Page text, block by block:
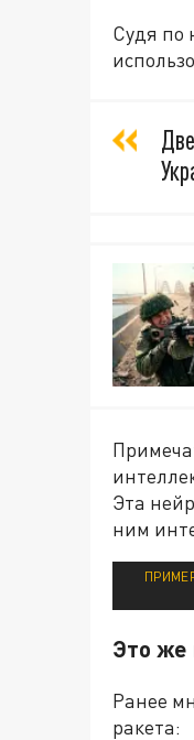
Судя по
Эта
ним
Это же
Ранее
ракета: